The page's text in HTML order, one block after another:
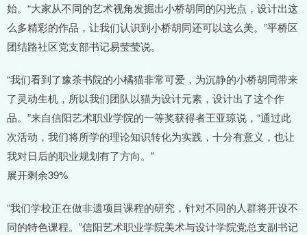
始。“大家从不同的艺术视角发掘出小桥胡同的闪光点，设计出这
么多精彩的作品，让我们认识到小桥胡同还可以这么美。”平桥区
团结路社区党支部书记易莹莹说。
“我们看到了豫茶书院的小橘猫非常可爱，为沉静的小桥胡同带来
了灵动生机，所以我们团队以猫为设计元素，设计出了这个作
品。”来自信阳艺术职业学院的一等奖获得者王亚琼说，“通过此
次活动，我们将所学的理论知识转化为实践，十分有意义，也让
我对日后的职业规划有了方向。”
展开剩余39%
“我们学校正在做非遗项目课程的研究，针对不同的人群将开设不
同的特色课程。”信阳艺术职业学院美术与设计学院党总支副书记